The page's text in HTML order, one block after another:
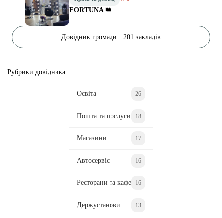
FORTUNA 👑
Довідник громади · 201 закладів
Рубрики довідника
Освіта 26
Пошта та послуги 18
Магазини 17
Автосервіс 16
Ресторани та кафе 16
Держустанови 13